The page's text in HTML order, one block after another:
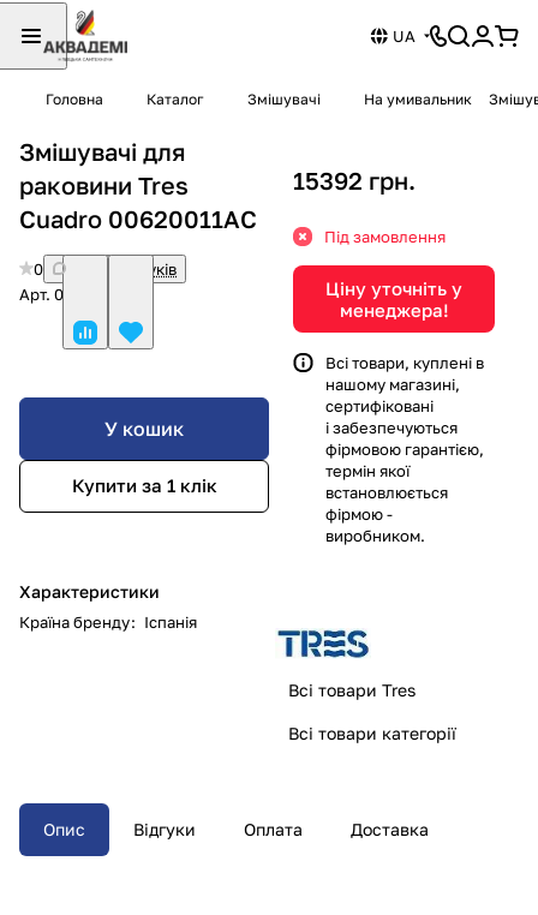
UA
Головна Каталог Змішувачі На умивальник
Змішувачі для
раковини Tres
Cuadro 00620011AC
0
Немає відгуків
Арт. 00620011AC
У кошик
Купити за 1 клiк
Характеристики
Країна бренду: Іспанія
15392 грн.
Під замовлення
Ціну уточніть у
менеджера!
Всі товари, куплені в
нашому магазині,
сертифіковані
і забезпечуються
фірмовою гарантією,
термін якої
встановлюється
фірмою -
виробником.
Всі товари Tres
Всі товари категорії
Опис Відгуки Оплата Доставка